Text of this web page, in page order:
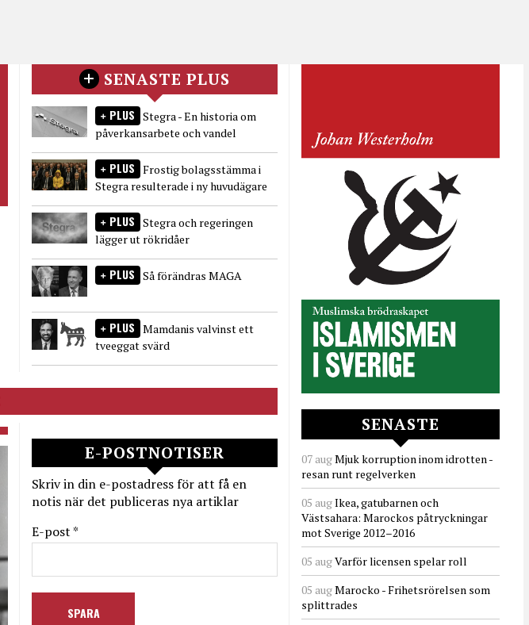
SENASTE PLUS
PLUS Stegra - En historia om
påverkansarbete och vandel
PLUS Frostig bolagsstämma i
Stegra resulterade i ny huvudägare
PLUS Stegra och regeringen
lägger ut rökridåer
PLUS Så förändras MAGA
PLUS Mamdanis valvinst ett
tveeggat svärd
E-POSTNOTISER
Skriv in din e-postadress för att få en
notis när det publiceras nya artiklar
E-post *
SENASTE
07 augMjuk korruption inom idrotten -
resan runt regelverken
05 augIkea, gatubarnen och
Västsahara: Marockos påtryckningar
mot Sverige 2012–2016
05 augVarför licensen spelar roll
05 augMarocko - Frihetsrörelsen som
splittrades